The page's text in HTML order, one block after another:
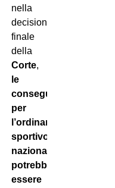
nella
decisione
finale
della
Corte,
le
conseguenze
per
l’ordinamento
sportivo
nazionale
potrebbero
essere